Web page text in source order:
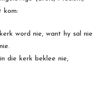
kom:
word nie, want hy sal nie
die kerk beklee nie,